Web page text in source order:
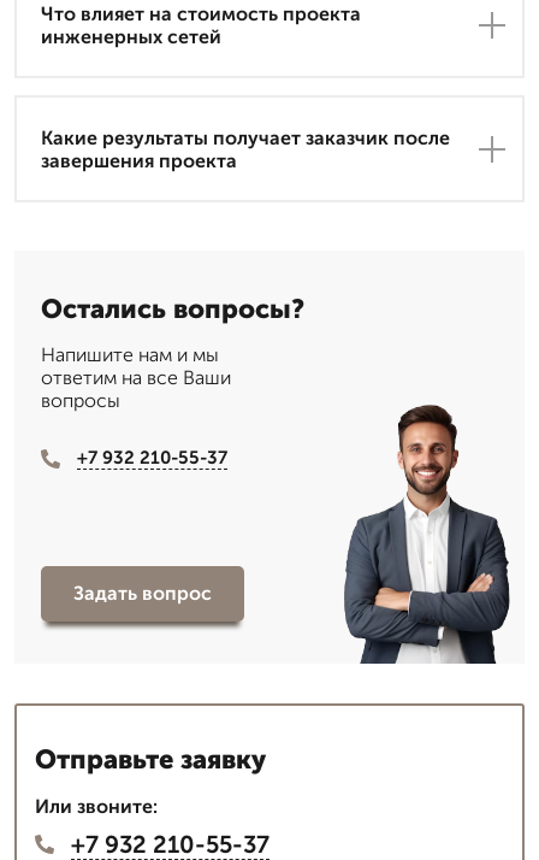
Что влияет на стоимость проекта
инженерных сетей
Какие результаты получает заказчик после
завершения проекта
Остались вопросы?
Напишите нам и мы
ответим на все Ваши
вопросы
+7 932 210-55-37
Задать вопрос
Отправьте заявку
Или звоните:
+7 932 210-55-37